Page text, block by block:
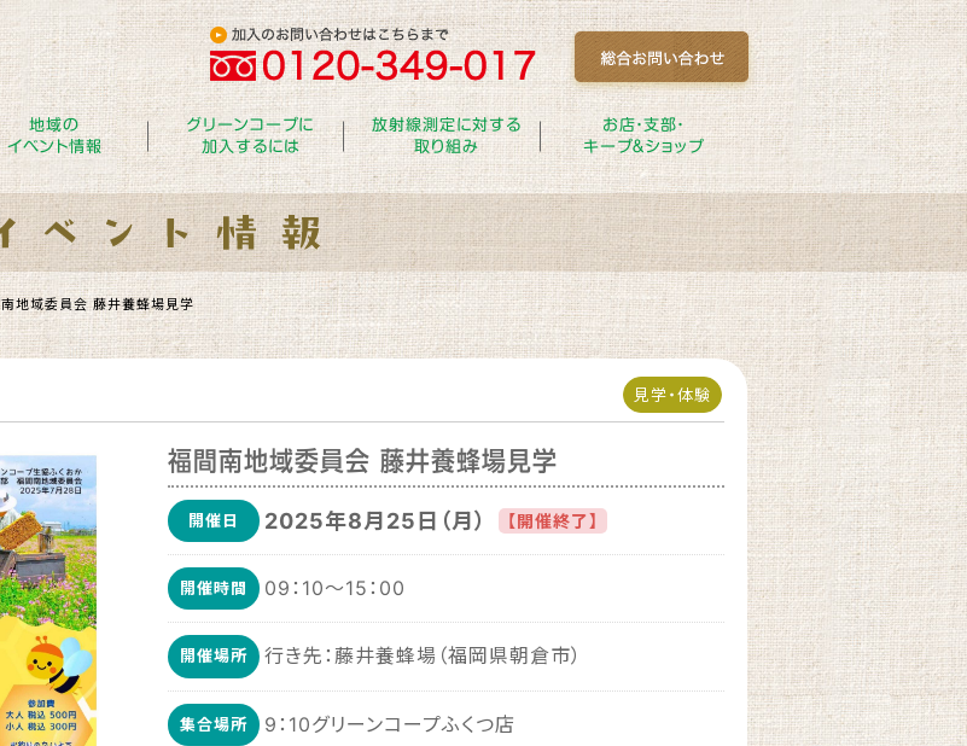
地域の
イベント情報
グリーンコープに
加入するには
放射線測定に対する
取り組み
お店・支部・
キープ＆ショップ
地域委員会 藤井養蜂場見学
見学・体験
福間南地域委員会 藤井養蜂場見学
開催日 2025年8月25日（月） 【開催終了】
開催時間 09：10〜15：00
開催場所 行き先：藤井養蜂場（福岡県朝倉市）
集合場所 9：10グリーンコープふくつ店